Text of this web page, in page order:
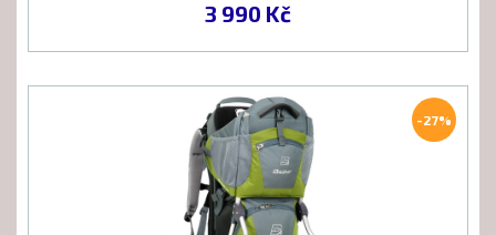
3 990 Kč
-27%